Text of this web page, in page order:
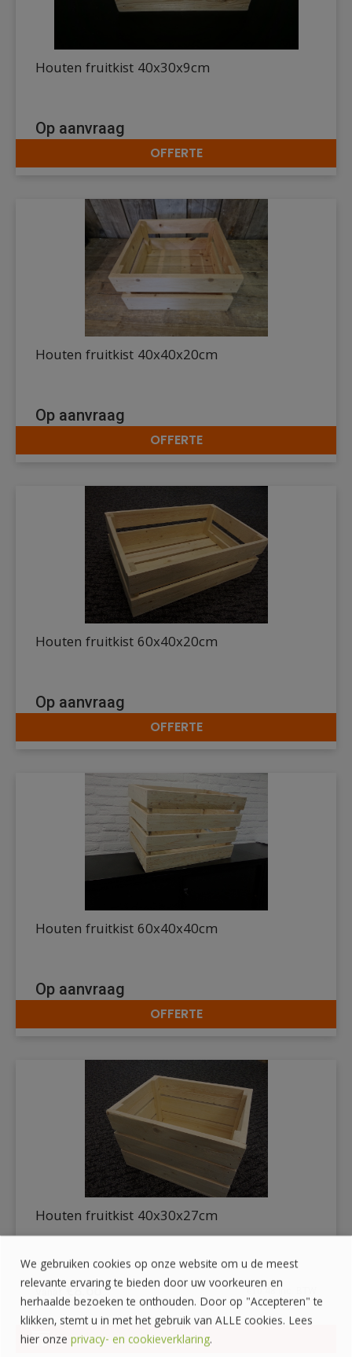
DETAILS
Houten fruitkist 40x30x9cm
Op aanvraag
OFFERTE
DETAILS
Houten fruitkist 40x40x20cm
Op aanvraag
OFFERTE
DETAILS
Houten fruitkist 60x40x20cm
Op aanvraag
OFFERTE
DETAILS
Houten fruitkist 60x40x40cm
Op aanvraag
OFFERTE
Houten fruitkist 40x30x27cm
€8.66 €10.48inc. BTW
We gebruiken cookies op onze website om u de meest
relevante ervaring te bieden door uw voorkeuren en
herhaalde bezoeken te onthouden. Door op "Accepteren" te
klikken, stemt u in met het gebruik van ALLE cookies. Lees
hier onze privacy- en cookieverklaring.